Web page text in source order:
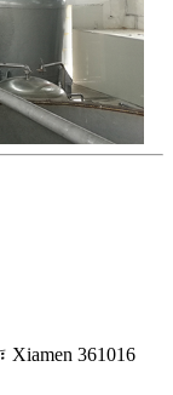
Xiamen 361016